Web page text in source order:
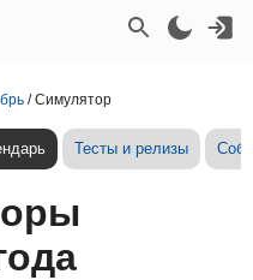
/Симулятор
Тесты и релизы